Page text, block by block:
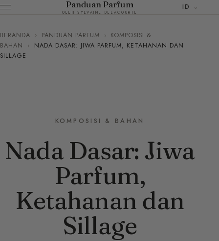
Panduan Parfum
OLEH SYLVAINE DELACOURTE
ID
BERANDA › PANDUAN PARFUM › KOMPOSISI &
BAHAN
›
NADA DASAR: JIWA PARFUM, KETAHANAN DAN
SILLAGE
KOMPOSISI & BAHAN
Nada Dasar: Jiwa
Parfum,
Ketahanan dan
Sillage